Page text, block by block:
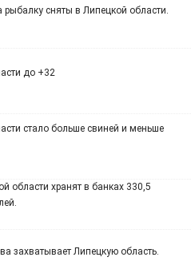
рыбалку сняты в Липецкой области.
до +32
стало больше свиней и меньше
области хранят в банках 330,5
захватывает Липецкую область.